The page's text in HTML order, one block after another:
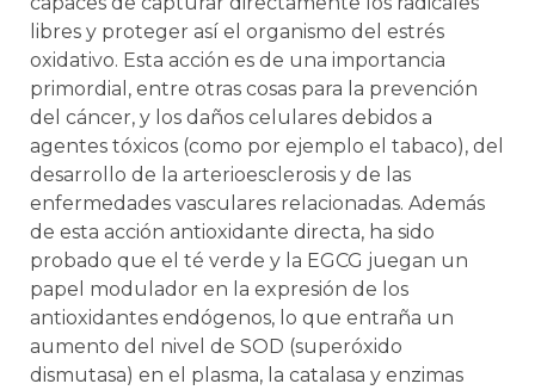
libres y proteger así el organismo del estrés
oxidativo. Esta acción es de una importancia
primordial, entre otras cosas para la prevención
del cáncer, y los daños celulares debidos a
agentes tóxicos (como por ejemplo el tabaco), del
desarrollo de la arterioesclerosis y de las
enfermedades vasculares relacionadas. Además
de esta acción antioxidante directa, ha sido
probado que el té verde y la EGCG juegan un
papel modulador en la expresión de los
antioxidantes endógenos, lo que entraña un
aumento del nivel de SOD (superóxido
dismutasa) en el plasma, la catalasa y enzimas